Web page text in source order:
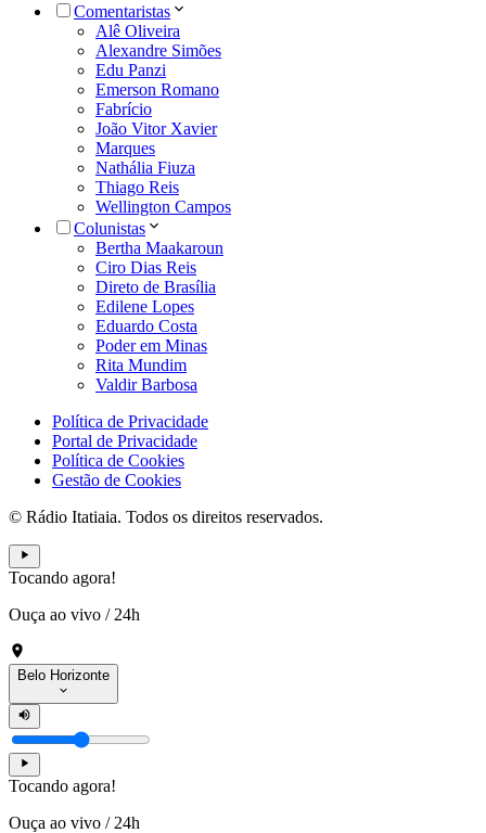
Comentaristas
Alê Oliveira
Alexandre Simões
Edu Panzi
Emerson Romano
Fabrício
João Vitor Xavier
Marques
Nathália Fiuza
Thiago Reis
Wellington Campos
Colunistas
Bertha Maakaroun
Ciro Dias Reis
Direto de Brasília
Edilene Lopes
Eduardo Costa
Poder em Minas
Rita Mundim
Valdir Barbosa
Política de Privacidade
Portal de Privacidade
Política de Cookies
Gestão de Cookies
© Rádio Itatiaia. Todos os direitos reservados.
Tocando agora!
Ouça ao vivo / 24h
Belo Horizonte
Tocando agora!
Ouça ao vivo / 24h